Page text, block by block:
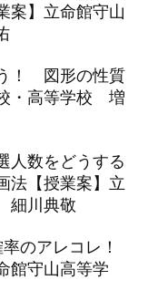
】立命館守山
！ 図形の性質
・高等学校 増
数をどうする
法【授業案】立
細川典敬
のアレコレ！
館守山高等学